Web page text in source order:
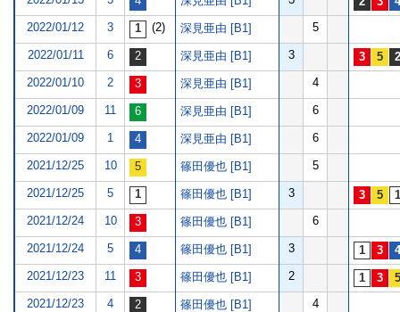
2022/01/12 3 (2) 深見亜由 [B1] 5
2022/01/11 6 深見亜由 [B1] 3
2022/01/10 2 深見亜由 [B1] 4
2022/01/09 11 深見亜由 [B1] 6
2022/01/09 1 深見亜由 [B1] 6
2021/12/25 10 篠田優也 [B1] 5
2021/12/25 5 篠田優也 [B1] 3
2021/12/24 10 篠田優也 [B1] 6
2021/12/24 5 篠田優也 [B1] 3
2021/12/23 11 篠田優也 [B1] 2
2021/12/23 4 篠田優也 [B1] 4